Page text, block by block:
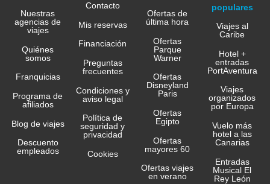
Nuestras
agencias de
viajes
Quiénes
somos
Franquicias
Programa de
afiliados
Blog de viajes
Descuento
empleados
Contacto
Mis reservas
Financiación
Preguntas
frecuentes
Condiciones y
aviso legal
Política de
seguridad y
privacidad
Cookies
Ofertas de
última hora
Ofertas
Parque
Warner
Ofertas
Disneyland
Paris
Ofertas
Egipto
Ofertas
mayores 60
Ofertas viajes
en verano
populares
Viajes al
Caribe
Hotel +
entradas
PortAventura
Viajes
organizados
por Europa
Vuelo más
hotel a las
Canarias
Entradas
Musical El
Rey León